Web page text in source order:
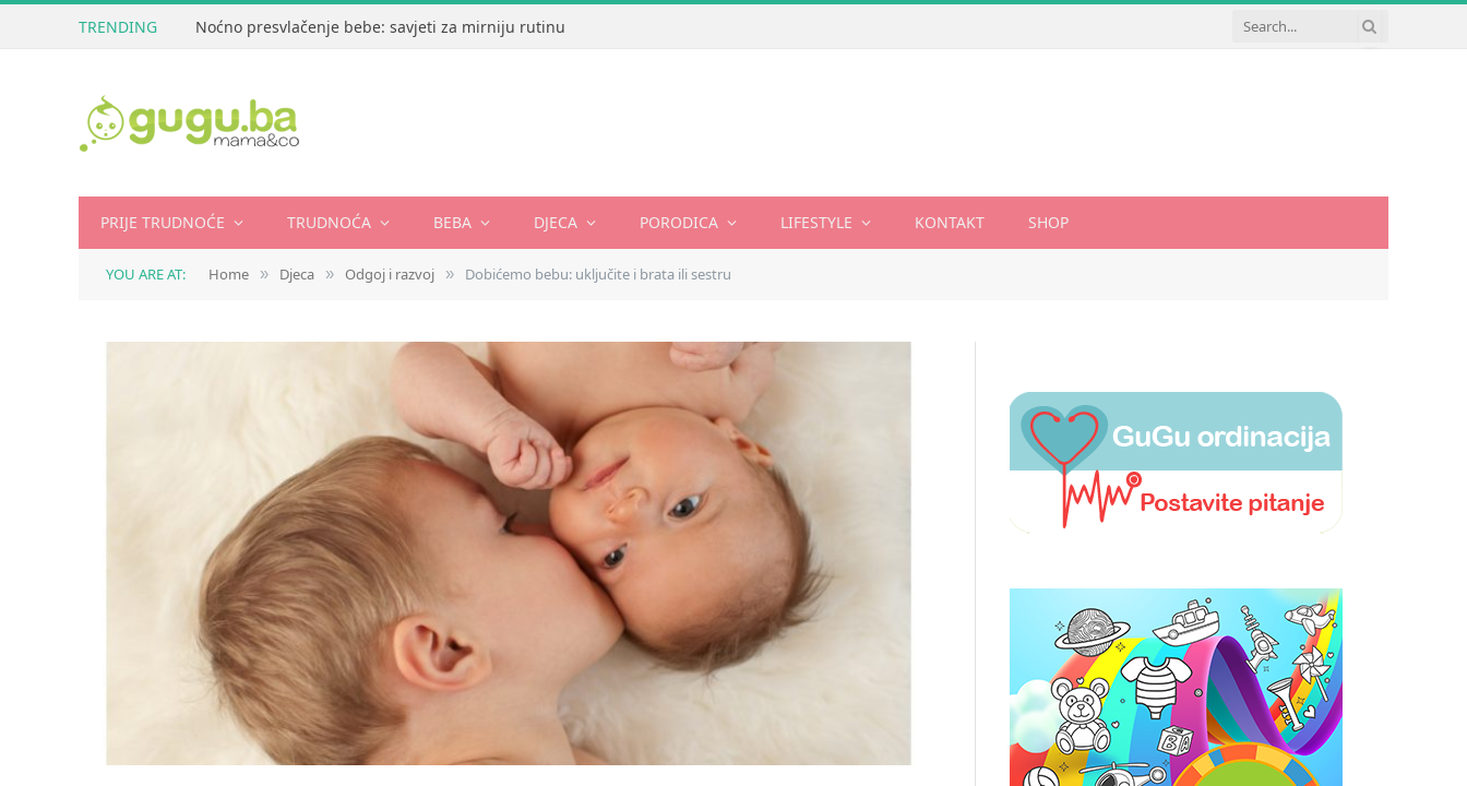
TRENDING Noćno presvlačenje bebe: savjeti za mirniju rutinu
PRIJE TRUDNOĆE TRUDNOĆA BEBA DJECA PORODICA LIFESTYLE KONTAKT SHOP
YOU ARE AT: Home » Djeca » Odgoj i razvoj » Dobićemo bebu: uključite i brata ili sestru